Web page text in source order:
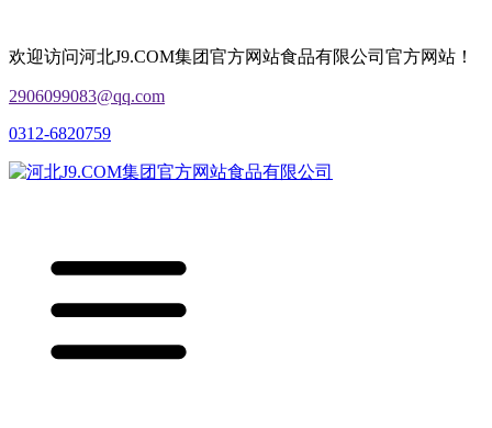
欢迎访问河北J9.COM集团官方网站食品有限公司官方网站！
2906099083@qq.com
0312-6820759